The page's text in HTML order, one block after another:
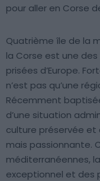
pour aller en Corse
Quatrième île de la
la Corse est une
prisées d’Europe.
n’est pas qu’une
Récemment
d’une situation
culture préservée et
mais passionnante.
méditerranéennes,
exceptionnel et des